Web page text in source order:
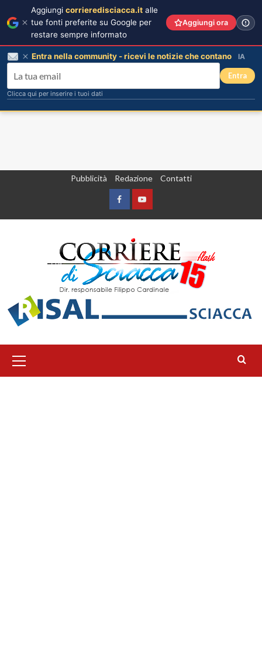
Pubblicità Redazione Contatti
FacebookYountube
principale
Aggiungi corrieredisciacca.it alle
tue fonti preferite su Google per
restare sempre informato
Aggiungi ora
Entra nella community - ricevi le notizie che contano IA
Entra
Clicca qui per inserire i tuoi dati